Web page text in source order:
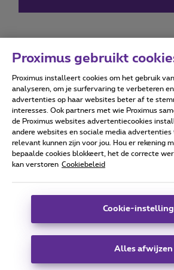
Forumvoorwaarden
Alle rechten voorbehouden. ©
Algemene voorwaarden, consumenteninfo
Deze website is gecreëerd en wordt
Koning Albert II-laan 27 - B-1030
Proximus gebruikt
Proximus installeert cookies om het gebruik
analyseren, om je surfervaring te verbeteren
advertenties op haar websites beter af te
interesses. Ook partners met wie Proximus
de Proximus websites advertentiecookies
andere websites en sociale media advertenties
relevant kunnen zijn voor jou. Hou er rekening
bepaalde cookies blokkeert, het de correcte
kan verstoren Cookiebeleid
Cookie-
Alles afwijzen